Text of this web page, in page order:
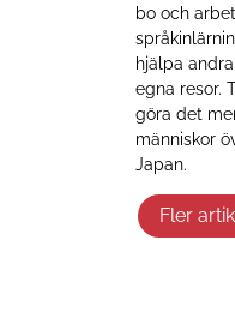
bo och
hjälpa
egna resor.
göra det
människor
Japan.
Fler